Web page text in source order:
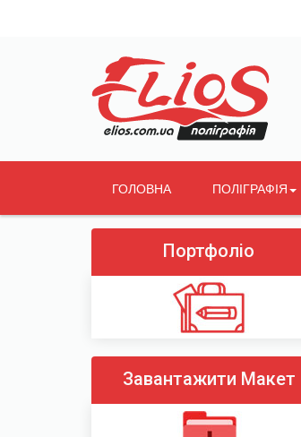
ГОЛОВНА ПОЛІГРАФІЯ
Портфоліо
Завантажити Макет